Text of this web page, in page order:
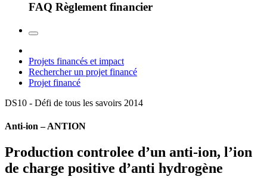
FAQ Règlement financier
Projets financés et impact
Rechercher un projet financé
Projet financé
DS10 - Défi de tous les savoirs 2014
Anti-ion – ANTION
Production controlee d’un anti-ion, l’ion
de charge positive d’anti hydrogène